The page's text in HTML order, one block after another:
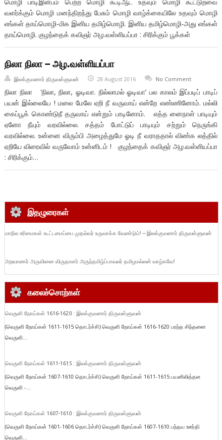
வளர்க்கும் மொழி மனந்திறந்து பேசும் மொழி வாழ்க்கையிலே உதவும் மொழி
எங்கள் தாய்மொழி-மிக இனிய தமிழ்மொழி. இனிய தமிழ்மொழி-அது எங்கள்
தாய்மொழி. குழந்தைக் கவிஞர் அழ.வள்ளியப்பா : சிரிக்கும் பூக்கள்
நிலா நிலா – அழ.வள்ளியப்பா
இலக்குவனார் திருவள்ளுவன் 28 August 2016 No Comment
நிலா நிலா ‘நிலா, நிலா, ஓடிவா. நில்லாமல் ஓடிவா’ பல காலம் இப்படிப் பாடிப்
பயன் இல்லையே ! மலை மேலே ஏறி நீ வருவாய் என்றே எண்ணினோம். மல்லி
கைப்பூக் கொண்டுநீ தருவாய் என்றும் பாடினோம். எத்த னைநாள் பாடியும்
ஏனோ நீயும் வரவில்லை. சத்தம் போட்டுப் பாடியும் சற்றும் நெருங்கி
வரவில்லை. உன்னை விரும்பி அழைத்துமே ஓடி நீ வராததால் விண்க லத்தில்
ஏறியே விரைவில் வருவோம் உன்னிடம் ! குழந்தைக் கவிஞர் அழ.வள்ளியப்பா
: சிரிக்கும்…
இதழுரைகள்
மாநில உரிமைகள் கூட்டமைப்பை முதல்வர் உருவாக்க வேண்டும்! – இலக்குவனார் திருவள்ளுவன்
அறவாணர் அருவினை விருதாளர் அருந்தமிழ்ப்பாவலர் தமிழமல்லன் வாழ்கவே!
கலைச்சொற்கள்
வெருளி நோய்கள் 1616-1620 : இலக்குவனார் திருவள்ளுவன்
(வெருளி நோய்கள் 1611-1615 தொடர்ச்சி) வெருளி நோய்கள் 1616-1620 பரந்த சிந்தனை
வெருளி...
வெருளி நோய்கள் 1611-1615 : இலக்குவனார் திருவள்ளுவன்
(வெருளி நோய்கள் 1607-1610 தொடர்ச்சி) வெருளி நோய்கள் 1611-1615 பயனிலித்தள
வெருளி -...
வெருளி நோய்கள் 1607-1610 : இலக்குவனார் திருவள்ளுவன்
(வெருளி நோய்கள் 1601-1606 தொடர்ச்சி) வெருளி நோய்கள் 1607-1610 பந்தய ஊர்தி
வெருளி...